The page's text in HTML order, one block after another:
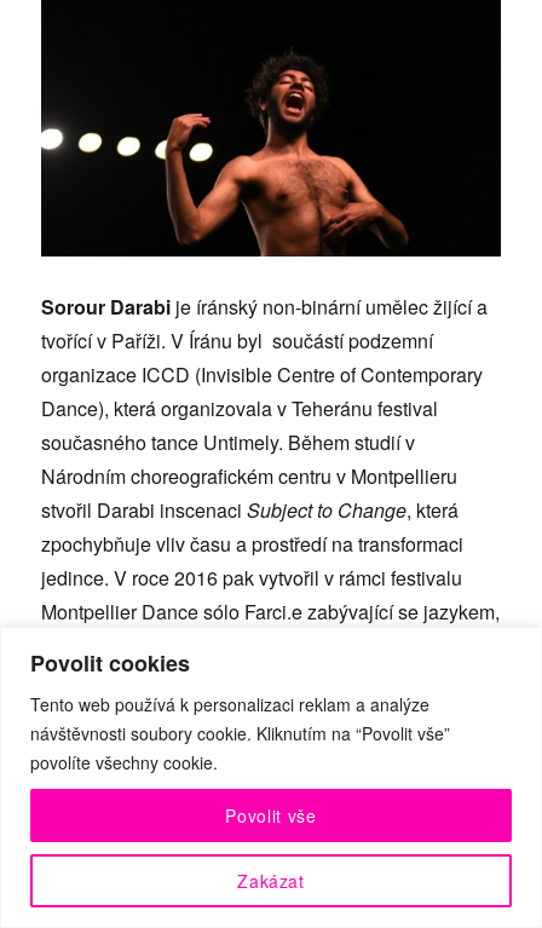
Povolit cookies
Tento web používá k personalizaci reklam a analýze
návštěvnosti soubory cookie. Kliknutím na “Povolit vše”
povolíte všechny cookie.
Zakázat
Povolit vše
Sorour Darabi je íránský non-binární umělec žijící a
tvořící v Paříži. V Íránu byl součástí podzemní
organizace ICCD (Invisible Centre of Contemporary
Dance), která organizovala v Teheránu festival
současného tance Untimely. Během studií v
Národním choreografickém centru v Montpellieru
stvořil Darabi inscenaciSubject to Change, která
zpochybňuje vliv času a prostředí na transformaci
jedince. V roce 2016 pak vytvořil v rámci festivalu
Montpellier Dance sólo Farci.e zabývající se jazykem,
projekt Šavašun je ódou na soucit, zranitelnost a také
na ty, kdo soucítí.
Sorour Darabi: Savušun
12.10. 2019, 18.00, Centrum současného umění
DOX – multifuknční sál DOX+